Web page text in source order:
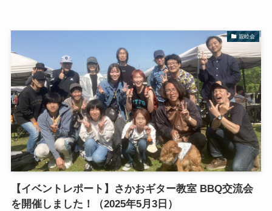
親睦会
【イベントレポート】さかおギター教室 BBQ交流会
を開催しました！（2025年5月3日）